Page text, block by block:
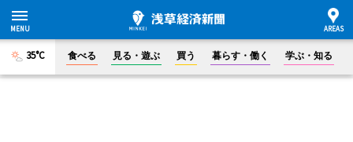
35°C 食べる 見る・遊ぶ 買う 暮らす・働く 学ぶ・知る